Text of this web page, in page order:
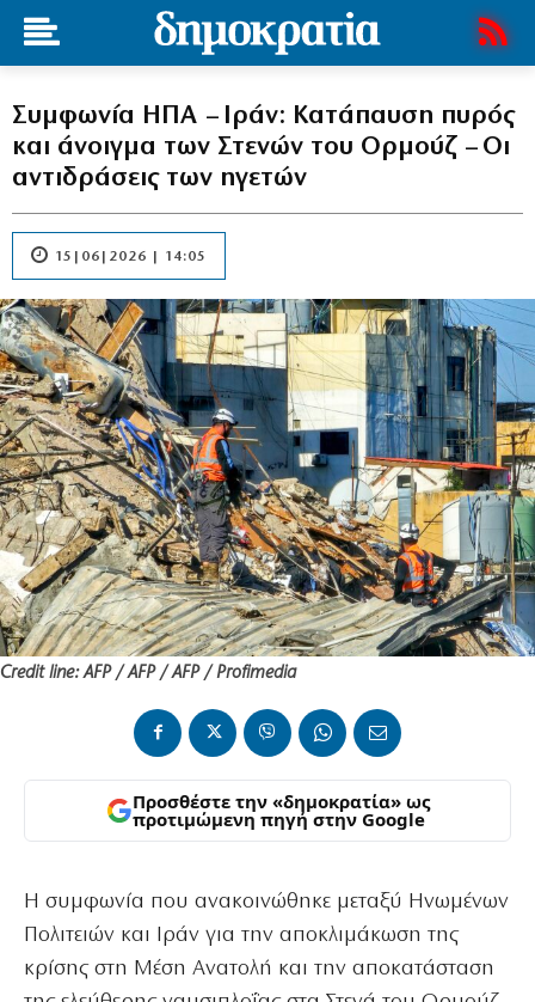
Συμφωνία ΗΠΑ – Ιράν: Κατάπαυση πυρός
και άνοιγμα των Στενών του Ορμούζ – Οι
αντιδράσεις των ηγετών
15|06|2026 | 14:05
Credit line: AFP / AFP / AFP / Profimedia
Προσθέστε την «δημοκρατία» ως
προτιμώμενη πηγή στην Google
Η συμφωνία που ανακοινώθηκε μεταξύ Ηνωμένων
Πολιτειών και Ιράν για την αποκλιμάκωση της
κρίσης στη Μέση Ανατολή και την αποκατάσταση